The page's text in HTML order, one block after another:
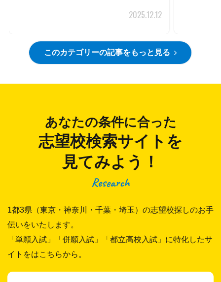
2025.12.12
このカテゴリーの記事をもっと見る
あなたの条件に合った
志望校検索サイトを
見てみよう！
Research
1都3県（東京・神奈川・千葉・埼玉）の志望校探しのお手
伝いをいたします。
「単願入試」「併願入試」「都立高校入試」に特化したサ
イトをはこちらから。